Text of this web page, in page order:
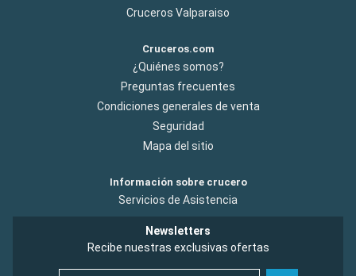
Cruceros Valparaiso
Cruceros.com
¿Quiénes somos?
Preguntas frecuentes
Condiciones generales de venta
Seguridad
Mapa del sitio
Información sobre crucero
Servicios de Asistencia
Newsletters
Recibe nuestras exclusivas ofertas